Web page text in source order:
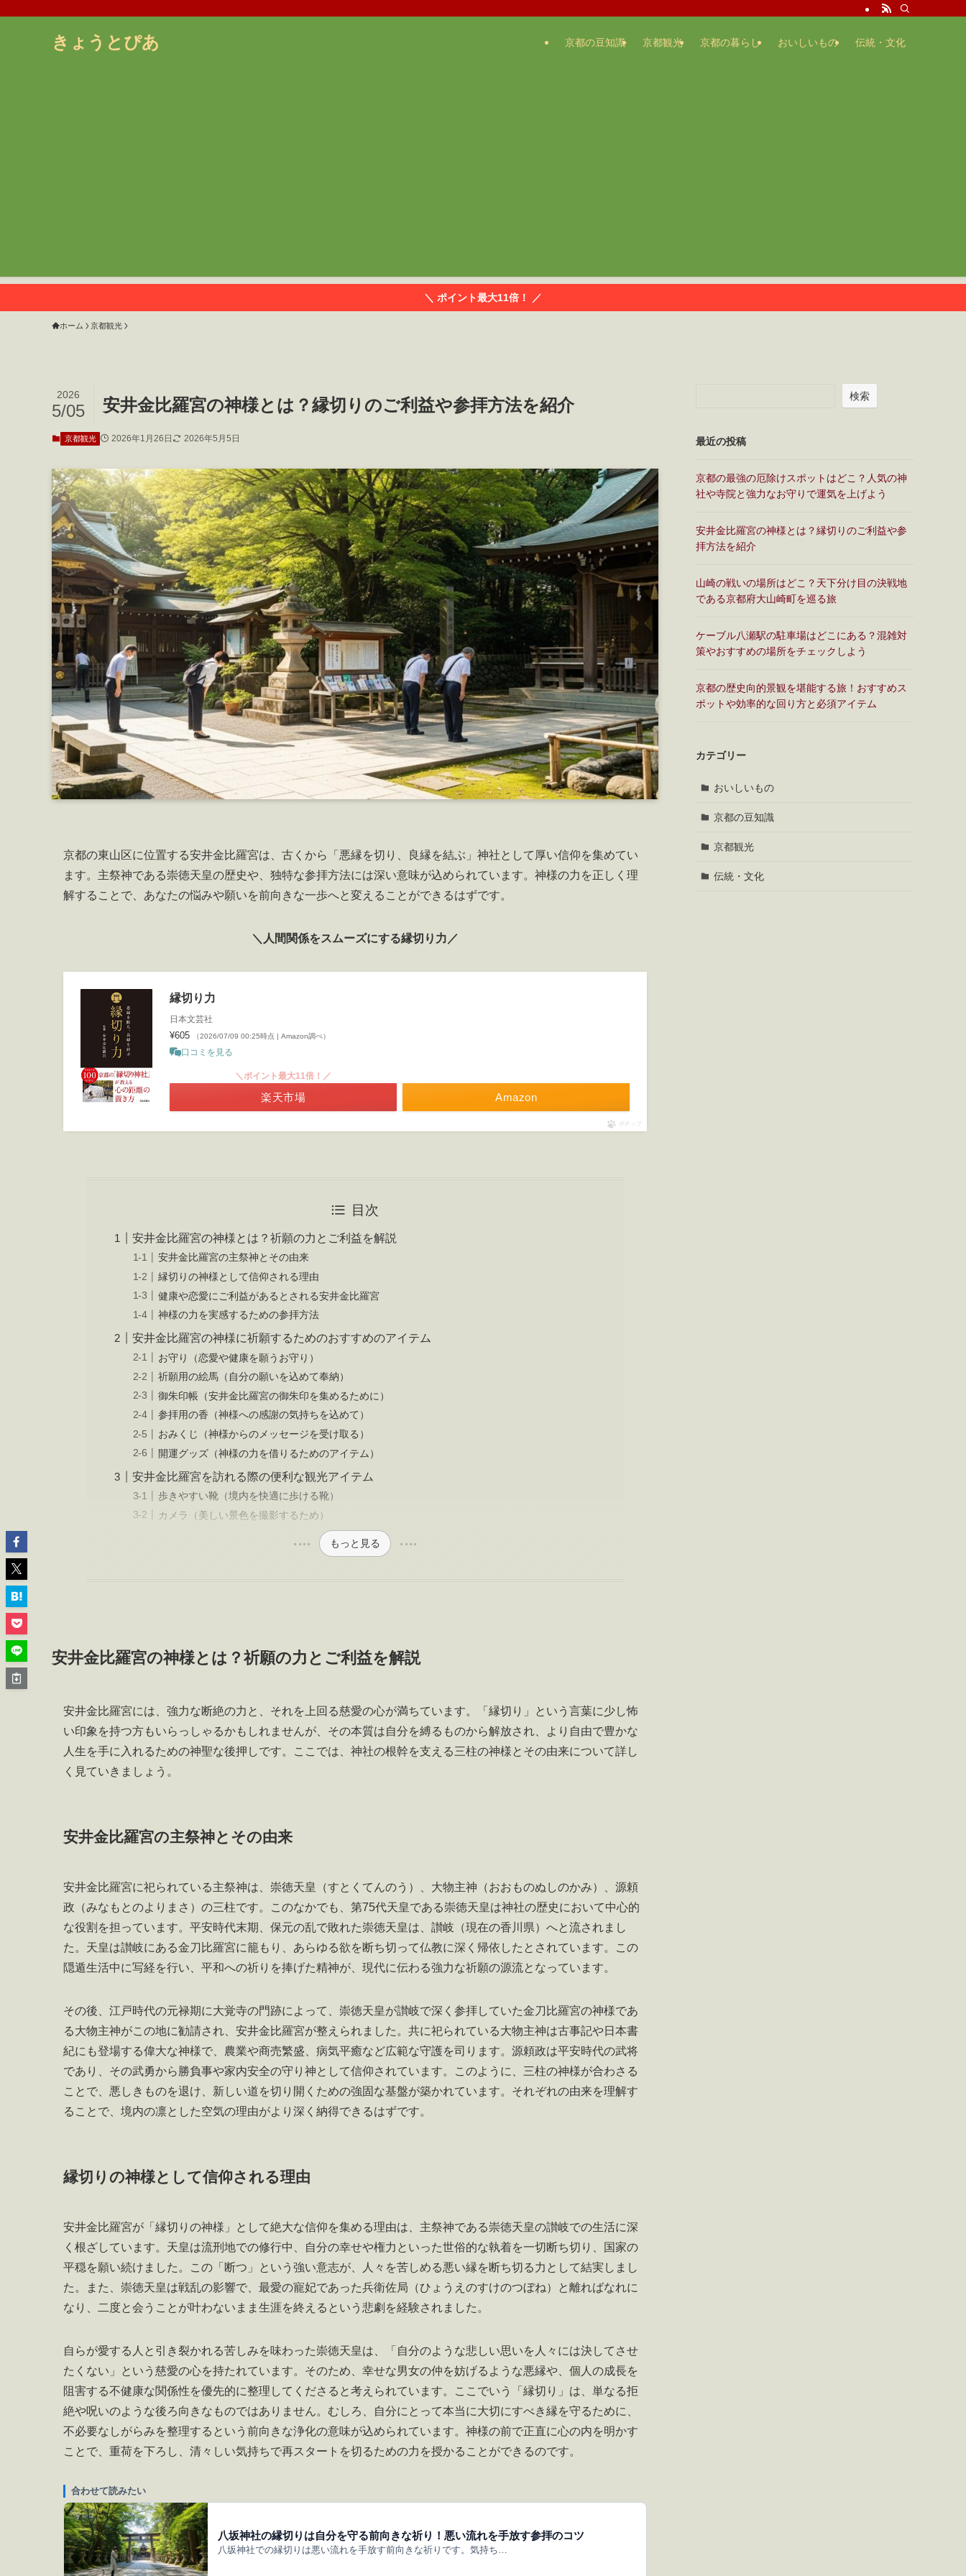
きょうとぴあ 京都の豆知識 京都観光 京都の暮らし おいしいもの 伝統・文化
＼ ポイント最大11倍！ ／
ホーム 京都観光
安井金比羅宮の神様とは？縁切りのご利益や参拝方法を紹介
2026
5/05
京都観光 2026年1月26日 2026年5月5日
京都の東山区に位置する安井金比羅宮は、古くから「悪縁を切り、良縁を結ぶ」神社として厚い信仰を集めてい
ます。主祭神である崇徳天皇の歴史や、独特な参拝方法には深い意味が込められています。神様の力を正しく理
解することで、あなたの悩みや願いを前向きな一歩へと変えることができるはずです。
＼人間関係をスムーズにする縁切り力／
縁切り力
日本文芸社
¥605 （2026/07/09 00:25時点 | Amazon調べ）
口コミを見る
Amazon
＼ポイント最大11倍！／
楽天市場
ポチップ
目次
安井金比羅宮の神様とは？祈願の力とご利益を解説
安井金比羅宮の主祭神とその由来
縁切りの神様として信仰される理由
健康や恋愛にご利益があるとされる安井金比羅宮
神様の力を実感するための参拝方法
安井金比羅宮の神様に祈願するためのおすすめのアイテム
お守り（恋愛や健康を願うお守り）
祈願用の絵馬（自分の願いを込めて奉納）
御朱印帳（安井金比羅宮の御朱印を集めるために）
参拝用の香（神様への感謝の気持ちを込めて）
おみくじ（神様からのメッセージを受け取る）
開運グッズ（神様の力を借りるためのアイテム）
安井金比羅宮を訪れる際の便利な観光アイテム
歩きやすい靴（境内を快適に歩ける靴）
カメラ（美しい景色を撮影するため）
もっと見る
安井金比羅宮の神様とは？祈願の力とご利益を解説
安井金比羅宮には、強力な断絶の力と、それを上回る慈愛の心が満ちています。「縁切り」という言葉に少し怖
い印象を持つ方もいらっしゃるかもしれませんが、その本質は自分を縛るものから解放され、より自由で豊かな
人生を手に入れるための神聖な後押しです。ここでは、神社の根幹を支える三柱の神様とその由来について詳し
く見ていきましょう。
安井金比羅宮の主祭神とその由来
安井金比羅宮に祀られている主祭神は、崇徳天皇（すとくてんのう）、大物主神（おおものぬしのかみ）、源頼
政（みなもとのよりまさ）の三柱です。このなかでも、第75代天皇である崇徳天皇は神社の歴史において中心的
な役割を担っています。平安時代末期、保元の乱で敗れた崇徳天皇は、讃岐（現在の香川県）へと流されまし
た。天皇は讃岐にある金刀比羅宮に籠もり、あらゆる欲を断ち切って仏教に深く帰依したとされています。この
隠遁生活中に写経を行い、平和への祈りを捧げた精神が、現代に伝わる強力な祈願の源流となっています。
その後、江戸時代の元禄期に大覚寺の門跡によって、崇徳天皇が讃岐で深く参拝していた金刀比羅宮の神様であ
る大物主神がこの地に勧請され、安井金比羅宮が整えられました。共に祀られている大物主神は古事記や日本書
紀にも登場する偉大な神様で、農業や商売繁盛、病気平癒など広範な守護を司ります。源頼政は平安時代の武将
であり、その武勇から勝負事や家内安全の守り神として信仰されています。このように、三柱の神様が合わさる
ことで、悪しきものを退け、新しい道を切り開くための強固な基盤が築かれています。それぞれの由来を理解す
ることで、境内の凛とした空気の理由がより深く納得できるはずです。
縁切りの神様として信仰される理由
安井金比羅宮が「縁切りの神様」として絶大な信仰を集める理由は、主祭神である崇徳天皇の讃岐での生活に深
く根ざしています。天皇は流刑地での修行中、自分の幸せや権力といった世俗的な執着を一切断ち切り、国家の
平穏を願い続けました。この「断つ」という強い意志が、人々を苦しめる悪い縁を断ち切る力として結実しまし
た。また、崇徳天皇は戦乱の影響で、最愛の寵妃であった兵衛佐局（ひょうえのすけのつぼね）と離ればなれに
なり、二度と会うことが叶わないまま生涯を終えるという悲劇を経験されました。
自らが愛する人と引き裂かれる苦しみを味わった崇徳天皇は、「自分のような悲しい思いを人々には決してさせ
たくない」という慈愛の心を持たれています。そのため、幸せな男女の仲を妨げるような悪縁や、個人の成長を
阻害する不健康な関係性を優先的に整理してくださると考えられています。ここでいう「縁切り」は、単なる拒
絶や呪いのような後ろ向きなものではありません。むしろ、自分にとって本当に大切にすべき縁を守るために、
不必要なしがらみを整理するという前向きな浄化の意味が込められています。神様の前で正直に心の内を明かす
ことで、重荷を下ろし、清々しい気持ちで再スタートを切るための力を授かることができるのです。
合わせて読みたい
八坂神社の縁切りは自分を守る前向きな祈り！悪い流れを手放す参拝のコツ
八坂神社での縁切りは悪い流れを手放す前向きな祈りです。気持ち…
検索
最近の投稿
京都の最強の厄除けスポットはどこ？人気の神
社や寺院と強力なお守りで運気を上げよう
安井金比羅宮の神様とは？縁切りのご利益や参
拝方法を紹介
山崎の戦いの場所はどこ？天下分け目の決戦地
である京都府大山崎町を巡る旅
ケーブル八瀬駅の駐車場はどこにある？混雑対
策やおすすめの場所をチェックしよう
京都の歴史向的景観を堪能する旅！おすすめス
ポットや効率的な回り方と必須アイテム
カテゴリー
おいしいもの
京都の豆知識
京都観光
伝統・文化